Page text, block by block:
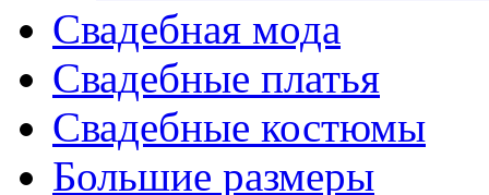
Свадебная мода
Свадебные платья
Свадебные костюмы
Большие размеры